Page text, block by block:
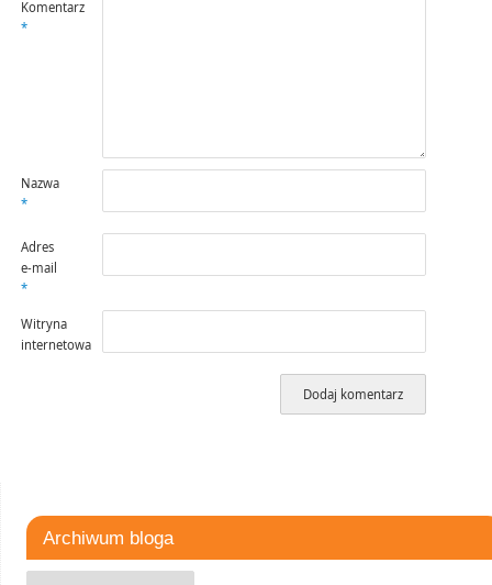
Komentarz
*
Nazwa
*
Adres
e-mail
*
Witryna
internetowa
Archiwum bloga